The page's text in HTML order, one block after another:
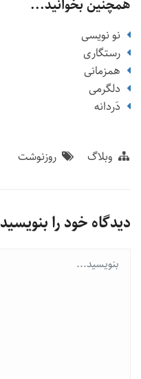
همچنین بخوانید...
نو نویسی
رستگاری
همزمانی
دلگرمی
دَردانه
وبلاگ روزنوشت
دیدگاه خود را بنویسید